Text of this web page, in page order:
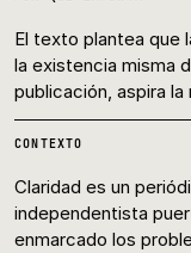
El texto plantea que
la existencia misma
publicación, aspira
CONTEXTO
Claridad es un
independentista
enmarcado los